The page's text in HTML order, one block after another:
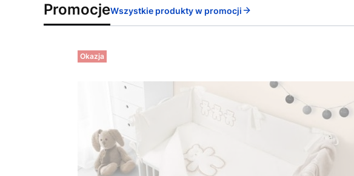
PromocjeWszystkie produkty w promocji
Okazja